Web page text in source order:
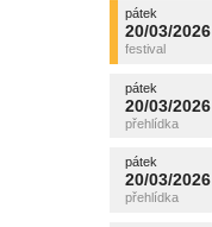
pátek
20/03/2026
pátek
20/03/2026
pátek
20/03/2026
pátek
20/03/2026
pátek
20/03/2026
pátek
20/03/2026